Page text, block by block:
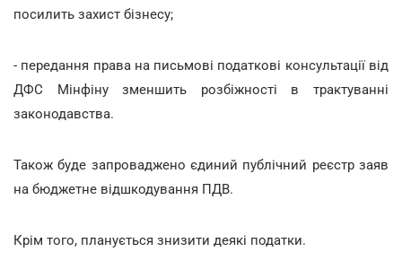
посилить захист бізнесу;
- передання права на письмові податкові консультації від
ДФС Мінфіну зменшить розбіжності в трактуванні
законодавства.
Також буде запроваджено єдиний публічний реєстр заяв
на бюджетне відшкодування ПДВ.
Крім того, планується знизити деякі податки.